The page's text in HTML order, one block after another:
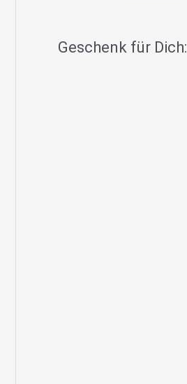
Geschenk für Dich: